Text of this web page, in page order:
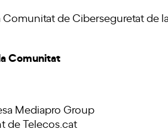
Comunitat de Ciberseguretat de
Comunitat
Mediapro Group
de Telecos.cat